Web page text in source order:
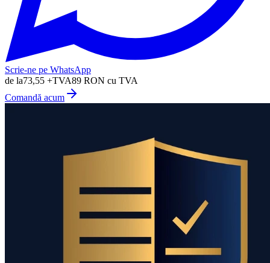
Scrie-ne pe WhatsApp
de la73,55 +TVA89 RON cu TVA
Comandă acum